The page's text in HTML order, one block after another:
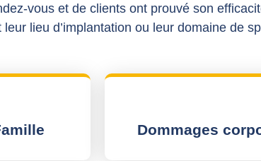
vous et de clients ont prouvé son
leur lieu d’implantation ou leur domaine de
Dommages